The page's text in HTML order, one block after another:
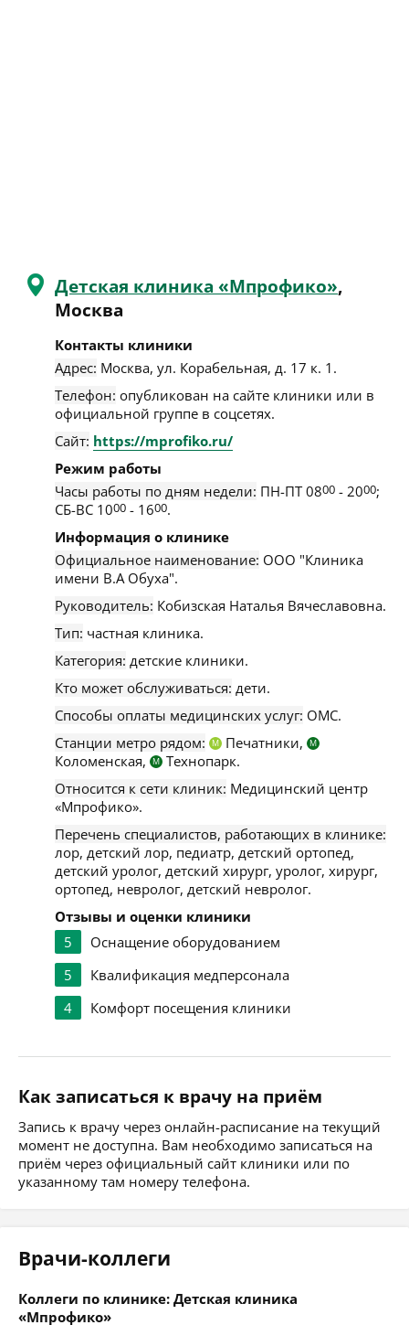
Детская клиника «Мпрофико»,
Москва
Контакты клиники
Адрес: Москва, ул. Корабельная, д. 17 к. 1 .
Телефон: опубликован на сайте клиники или в
официальной группе в соцсетях.
Сайт: https://mprofiko.ru/
Режим работы
Часы работы по дням недели: ПН-ПТ 0800 - 2000;
СБ-ВС 1000 - 1600.
Информация о клинике
Официальное наименование: ООО "Клиника
имени В.А Обуха".
Руководитель: Кобизская Наталья Вячеславовна.
Тип: частная клиника.
Категория: детские клиники.
Кто может обслуживаться: дети.
Способы оплаты медицинских услуг: ОМС.
Станции метро рядом:
М Печатники, М
Коломенская, М Технопарк.
Относится к сети клиник: Медицинский центр
«Мпрофико».
Перечень специалистов, работающих в клинике:
лор, детский лор, педиатр, детский ортопед,
детский уролог, детский хирург, уролог, хирург,
ортопед, невролог, детский невролог.
Отзывы и оценки клиники
5
Оснащение оборудованием
5
Квалификация медперсонала
4
Комфорт посещения клиники
Как записаться к врачу на приём
Запись к врачу через онлайн-расписание на текущий
момент не доступна. Вам необходимо записаться на
приём через официальный сайт клиники или по
указанному там номеру телефона.
Врачи-коллеги
Коллеги по клинике: Детская клиника
«Мпрофико»